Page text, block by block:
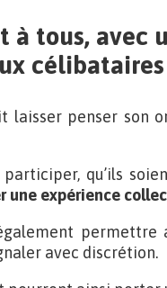
à tous, avec
célibataires
penser son
qu’ils
une expérience
permettre
avec discrétion.